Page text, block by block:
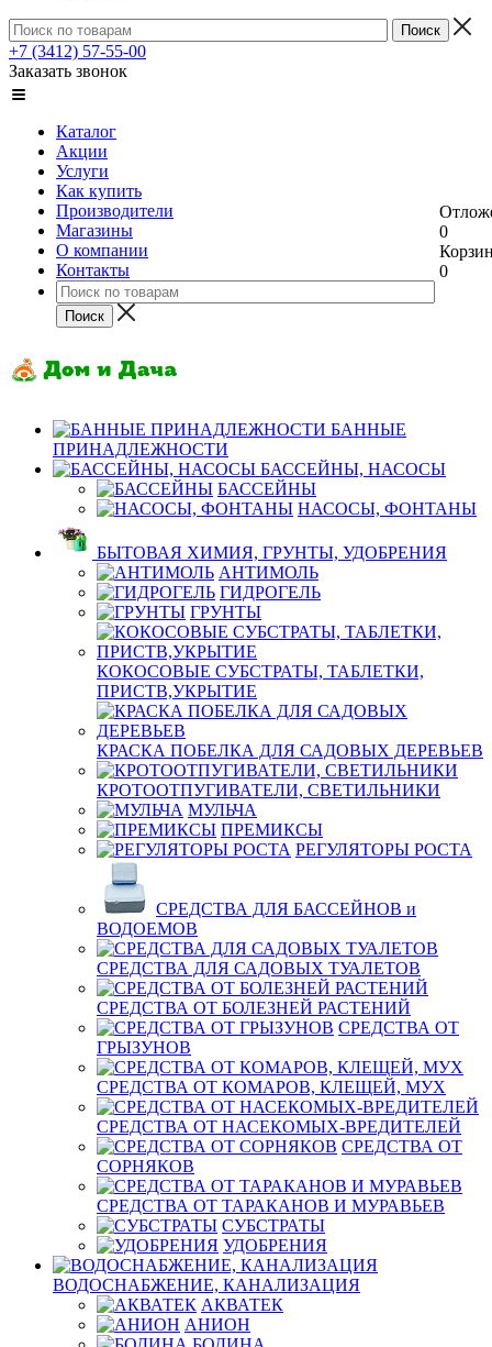
+7 (3412) 57-55-00
Заказать звонок
Каталог
Акции
Услуги
Как купить
Производители
Магазины
О компании
Контакты
0
0
БАННЫЕ
ПРИНАДЛЕЖНОСТИ
БАССЕЙНЫ, НАСОСЫ
БАССЕЙНЫ
НАСОСЫ, ФОНТАНЫ
БЫТОВАЯ ХИМИЯ, ГРУНТЫ, УДОБРЕНИЯ
АНТИМОЛЬ
ГИДРОГЕЛЬ
ГРУНТЫ
КОКОСОВЫЕ СУБСТРАТЫ, ТАБЛЕТКИ,
ПРИСТВ,УКРЫТИЕ
КРАСКА ПОБЕЛКА ДЛЯ САДОВЫХ ДЕРЕВЬЕВ
КРОТООТПУГИВАТЕЛИ, СВЕТИЛЬНИКИ
МУЛЬЧА
ПРЕМИКСЫ
РЕГУЛЯТОРЫ РОСТА
СРЕДСТВА ДЛЯ БАССЕЙНОВ и
ВОДОЕМОВ
СРЕДСТВА ДЛЯ САДОВЫХ ТУАЛЕТОВ
СРЕДСТВА ОТ БОЛЕЗНЕЙ РАСТЕНИЙ
СРЕДСТВА ОТ
ГРЫЗУНОВ
СРЕДСТВА ОТ КОМАРОВ, КЛЕЩЕЙ, МУХ
СРЕДСТВА ОТ НАСЕКОМЫХ-ВРЕДИТЕЛЕЙ
СРЕДСТВА ОТ
СОРНЯКОВ
СРЕДСТВА ОТ ТАРАКАНОВ И МУРАВЬЕВ
СУБСТРАТЫ
УДОБРЕНИЯ
ВОДОСНАБЖЕНИЕ, КАНАЛИЗАЦИЯ
АКВАТЕК
АНИОН